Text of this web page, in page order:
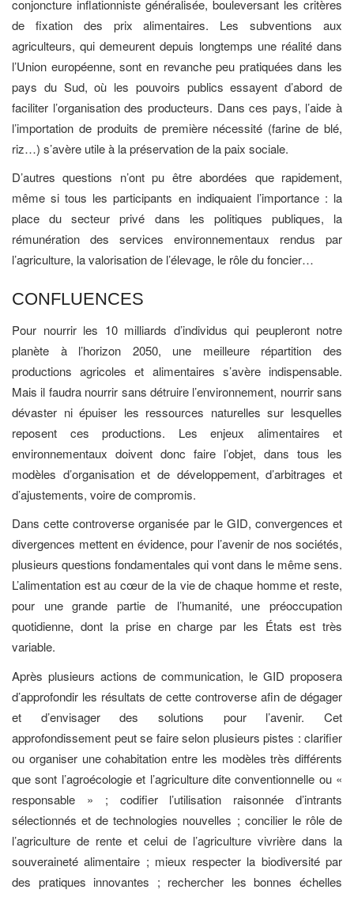
conjoncture inflationniste généralisée, bouleversant les critères
de fixation des prix alimentaires. Les subventions aux
agriculteurs, qui demeurent depuis longtemps une réalité dans
l’Union européenne, sont en revanche peu pratiquées dans les
pays du Sud, où les pouvoirs publics essayent d’abord de
faciliter l’organisation des producteurs. Dans ces pays, l’aide à
l’importation de produits de première nécessité (farine de blé,
riz…) s’avère utile à la préservation de la paix sociale.
D’autres questions n’ont pu être abordées que rapidement,
même si tous les participants en indiquaient l’importance : la
place du secteur privé dans les politiques publiques, la
rémunération des services environnementaux rendus par
l’agriculture, la valorisation de l’élevage, le rôle du foncier…
CONFLUENCES
Pour nourrir les 10 milliards d’individus qui peupleront notre
planète à l’horizon 2050, une meilleure répartition des
productions agricoles et alimentaires s’avère indispensable.
Mais il faudra nourrir sans détruire l’environnement, nourrir sans
dévaster ni épuiser les ressources naturelles sur lesquelles
reposent ces productions. Les enjeux alimentaires et
environnementaux doivent donc faire l’objet, dans tous les
modèles d’organisation et de développement, d’arbitrages et
d’ajustements, voire de compromis.
Dans cette controverse organisée par le GID, convergences et
divergences mettent en évidence, pour l’avenir de nos sociétés,
plusieurs questions fondamentales qui vont dans le même sens.
L’alimentation est au cœur de la vie de chaque homme et reste,
pour une grande partie de l’humanité, une préoccupation
quotidienne, dont la prise en charge par les États est très
variable.
Après plusieurs actions de communication, le GID proposera
d’approfondir les résultats de cette controverse afin de dégager
et d’envisager des solutions pour l’avenir. Cet
approfondissement peut se faire selon plusieurs pistes : clarifier
ou organiser une cohabitation entre les modèles très différents
que sont l’agroécologie et l’agriculture dite conventionnelle ou «
responsable » ; codifier l’utilisation raisonnée d’intrants
sélectionnés et de technologies nouvelles ; concilier le rôle de
l’agriculture de rente et celui de l’agriculture vivrière dans la
souveraineté alimentaire ; mieux respecter la biodiversité par
des pratiques innovantes ; rechercher les bonnes échelles